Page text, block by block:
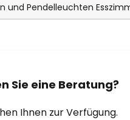
und Pendelleuchten
Sie eine Beratung?
Ihnen zur Verfügung.